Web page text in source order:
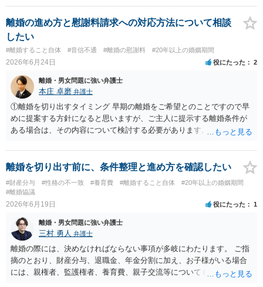
有無など事実関係をよく整理して相談されることをお勧めいたしま
す。
は別居期間を重ねた上で離婚裁判を行うこととなります。 いずれにし
ても別居を開始した上で弁護士を立てて協議を重ねていくこととなる
でしょう。
離婚の進め方と慰謝料請求への対応方法について相談
したい
#離婚すること自体 #音信不通 #離婚の慰謝料 #20年以上の婚姻期間
2026年6月24日 役にたった 2
離婚・男女問題に強い弁護士
本庄 卓磨 弁護士
①離婚を切り出すタイミング 早期の離婚をご希望とのことですので早
めに提案する方針になると思いますが、ご主人に提示する離婚条件が
ある場合は、その内容について検討する必要があります。 ②話し合い
じやすいと思います。スムーズかつ有利に進めるために、弁護士を通
じて進めることをご検討ください。 ③慰謝料を請求された場合の流れ
一般的には、まず書面等での請求があり、折り合いがつかなければ最
終的に裁判になる可能性があります。 ④支払いに応じたくない場合 事
実関係や証拠について反論したうえで、支払いを拒否する対応が考え
安全です。 ⑥慰謝料の相場 慰謝料の額は個別の事情によって大きく異
なり、一概に相場を申し上げることは難しいところです。そもそも本
件では、慰謝料が認められるか自体が争点になり得ます。 離婚の進め
方についてはご事情を踏まえて方針を立てる必要がありますので、今
後の交渉を有利に進めるためにも、お早めに弁護士へご相談されるこ
離婚を切り出す前に、条件整理と進め方を確認したい
#財産分与 #性格の不一致 #養育費 #離婚すること自体
#20年以上の婚姻期間
#離婚協議
2026年6月19日 役にたった 1
離婚・男女問題に強い弁護士
三村 勇人 弁護士
離婚の際には、決めなければならない事項が多岐にわたります。 ご指
摘のとおり、財産分与、退職金、年金分割に加え、お子様がいる場合
には、親権者、監護権者、養育費、親子交流等についても決める必要